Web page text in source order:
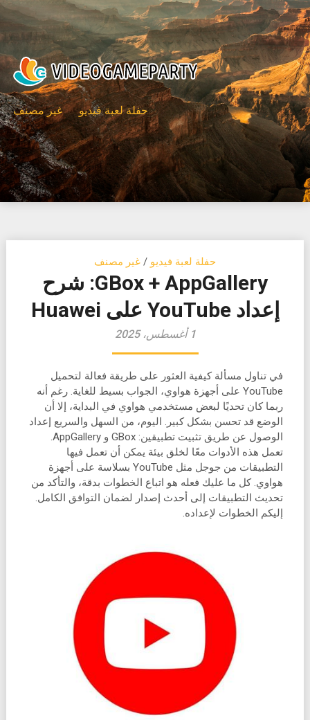
Skip
to
content
حفلة لعبة فيديو غير مصنف
حفلة لعبة فيديو / غير مصنف
GBox + AppGallery: شرح
إعداد YouTube على Huawei
1 أغسطس، 2025
في تناول مسألة كيفية العثور على طريقة فعالة لتحميل
YouTube على أجهزة هواوي، الجواب بسيط للغاية. رغم أنه
ربما كان تحديًا لبعض مستخدمي هواوي في البداية، إلا أن
الوضع قد تحسن بشكل كبير. اليوم، من السهل والسريع إعداد
الوصول عن طريق تثبيت تطبيقين: GBox و AppGallery.
تعمل هذه الأدوات معًا لخلق بيئة يمكن أن تعمل فيها
التطبيقات من جوجل مثل YouTube بسلاسة على أجهزة
هواوي. كل ما عليك فعله هو اتباع الخطوات بدقة، والتأكد من
تحديث التطبيقات إلى أحدث إصدار لضمان التوافق الكامل.
إليكم الخطوات لإعداده.